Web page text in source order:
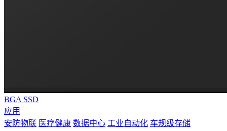
BGA SSD
应用
安防物联 医疗健康 数据中心 工业自动化 车规级存储